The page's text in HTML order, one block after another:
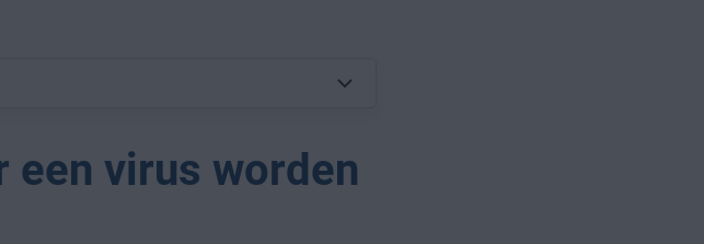
een virus worden